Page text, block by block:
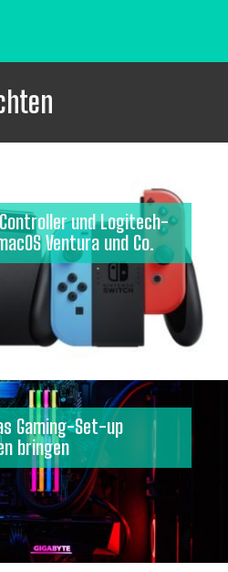
und Logitech-
Ventura und Co.
Gaming-Set-up
bringen